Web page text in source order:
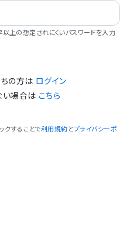
上の想定されにくいパスワードを入力
の方は ログイン
い場合は こちら
クすることで利用規約 とプライバシーポ